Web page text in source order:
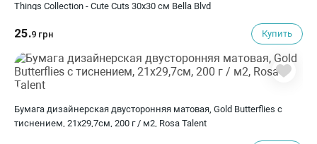
Things Collection - Cute Cuts 30х30 см Bella Blvd
25.9 грн Купить
Бумага дизайнерская двусторонняя матовая, Gold Butterflies с
тиснением, 21х29,7см, 200 г / м2, Rosa Talent